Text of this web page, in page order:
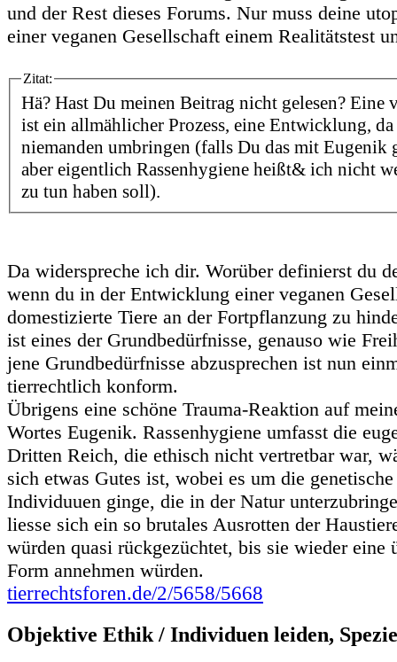
und der Rest dieses Forums. Nur muss deine
einer veganen Gesellschaft einem Realitätstest
Zitat:
Hä? Hast Du meinen Beitrag nicht gelesen? Eine
ist ein allmählicher Prozess, eine Entwicklung, da
niemanden umbringen (falls Du das mit Eugenik
aber eigentlich Rassenhygiene heißt& ich nicht
zu tun haben soll).
Da widerspreche ich dir. Worüber definierst du
wenn du in der Entwicklung einer veganen
domestizierte Tiere an der Fortpflanzung zu
ist eines der Grundbedürfnisse, genauso wie
jene Grundbedürfnisse abzusprechen ist nun
tierrechtlich konform.
Übrigens eine schöne Trauma-Reaktion auf
Wortes Eugenik. Rassenhygiene umfasst die
Dritten Reich, die ethisch nicht vertretbar war,
sich etwas Gutes ist, wobei es um die
Individuuen ginge, die in der Natur
liesse sich ein so brutales Ausrotten der
würden quasi rückgezüchtet, bis sie wieder eine
Form annehmen würden.
tierrechtsforen.de/2/5658/5668
Objektive Ethik / Individuen leiden,